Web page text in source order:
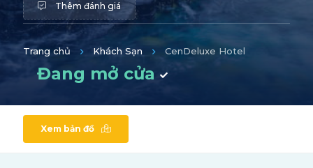
Thêm đánh giá
Trang chủ Khách Sạn CenDeluxe Hotel
Đang mở cửa
Xem bản đồ